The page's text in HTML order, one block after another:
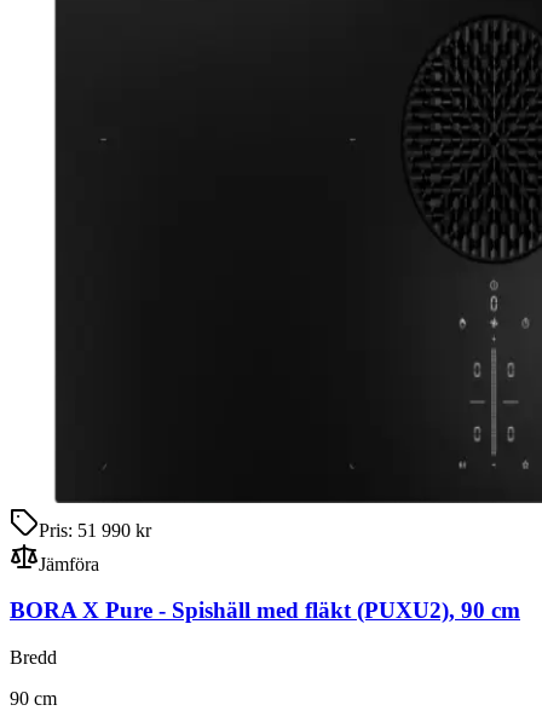
Pris: 51 990 kr
Jämföra
BORA X Pure - Spishäll med fläkt(PUXU2), 90 cm
Bredd
90 cm